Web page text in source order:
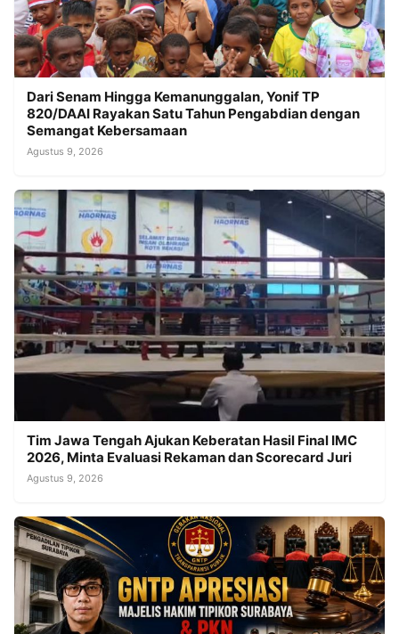
Dari Senam Hingga Kemanunggalan, Yonif TP
820/DAAI Rayakan Satu Tahun Pengabdian dengan
Semangat Kebersamaan
Agustus 9, 2026
Tim Jawa Tengah Ajukan Keberatan Hasil Final IMC
2026, Minta Evaluasi Rekaman dan Scorecard Juri
Agustus 9, 2026